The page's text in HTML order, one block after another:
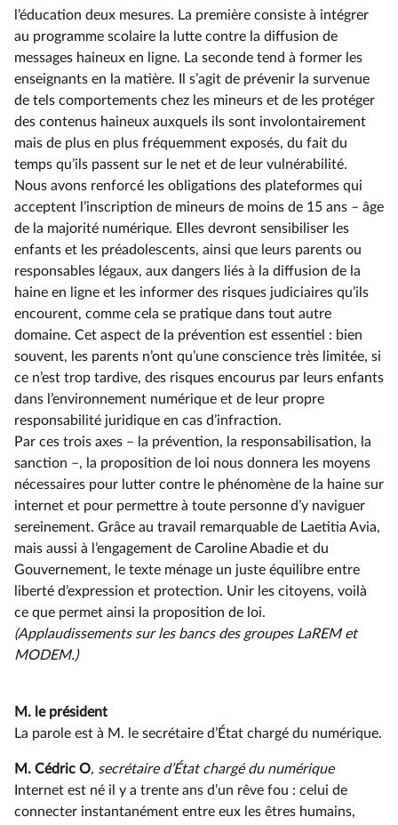
l’éducation deux mesures. La première consiste à intégrer
au programme scolaire la lutte contre la diffusion de
messages haineux en ligne. La seconde tend à former les
enseignants en la matière. Il s’agit de prévenir la survenue
de tels comportements chez les mineurs et de les protéger
des contenus haineux auxquels ils sont involontairement
mais de plus en plus fréquemment exposés, du fait du
temps qu’ils passent sur le net et de leur vulnérabilité.
Nous avons renforcé les obligations des plateformes qui
acceptent l’inscription de mineurs de moins de 15 ans –⁠ âge
de la majorité numérique. Elles devront sensibiliser les
enfants et les préadolescents, ainsi que leurs parents ou
responsables légaux, aux dangers liés à la diffusion de la
haine en ligne et les informer des risques judiciaires qu’ils
encourent, comme cela se pratique dans tout autre
domaine. Cet aspect de la prévention est essentiel : bien
souvent, les parents n’ont qu’une conscience très limitée, si
ce n’est trop tardive, des risques encourus par leurs enfants
dans l’environnement numérique et de leur propre
responsabilité juridique en cas d’infraction.
Par ces trois axes –⁠ la prévention, la responsabilisation, la
sanction –, la proposition de loi nous donnera les moyens
nécessaires pour lutter contre le phénomène de la haine sur
internet et pour permettre à toute personne d’y naviguer
sereinement. Grâce au travail remarquable de Laetitia Avia,
mais aussi à l’engagement de Caroline Abadie et du
Gouvernement, le texte ménage un juste équilibre entre
liberté d’expression et protection. Unir les citoyens, voilà
ce que permet ainsi la proposition de loi.
(Applaudissements sur les bancs des groupes LaREM et
MODEM.)
M. le président
La parole est à M. le secrétaire d’État chargé du numérique.
M. Cédric O, secrétaire d’État chargé du numérique
Internet est né il y a trente ans d’un rêve fou : celui de
connecter instantanément entre eux les êtres humains,